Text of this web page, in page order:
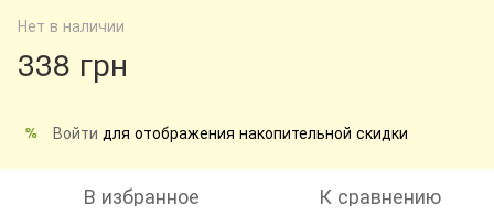
Нет в наличии
338 грн
% Войти для отображения накопительной скидки
В избранное К сравнению